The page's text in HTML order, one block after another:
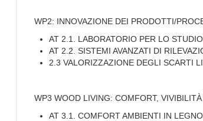
WP2: INNOVAZIONE DEI PRODOTTI/
AT 2.1. LABORATORIO PER LO
AT 2.2. SISTEMI AVANZATI DI
2.3 VALORIZZAZIONE DEGLI SCARTI
WP3 WOOD LIVING: COMFORT,
AT 3.1. COMFORT AMBIENTI IN LEGNO